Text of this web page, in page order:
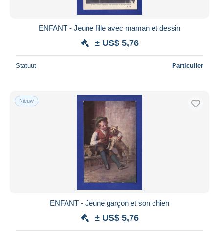
ENFANT - Jeune fille avec maman et dessin
± US$ 5,76
Statuut Particulier
Nieuw
ENFANT - Jeune garçon et son chien
± US$ 5,76